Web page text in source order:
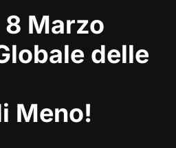
Marzo
delle
Meno!